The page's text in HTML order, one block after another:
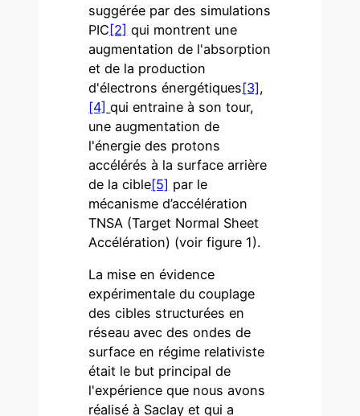
suggérée par des simulations
PIC[2] qui montrent une
augmentation de l'absorption
et de la production
d'électrons énergétiques[3],
[4] qui entraine à son tour,
une augmentation de
l'énergie des protons
accélérés à la surface arrière
de la cible[5] par le
mécanisme d’accélération
TNSA (Target Normal Sheet
Accélération) (voir figure 1).
La mise en évidence
expérimentale du couplage
des cibles structurées en
réseau avec des ondes de
surface en régime relativiste
était le but principal de
l'expérience que nous avons
réalisé à Saclay et qui a